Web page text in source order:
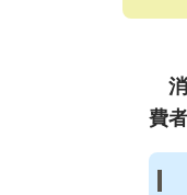
消
費